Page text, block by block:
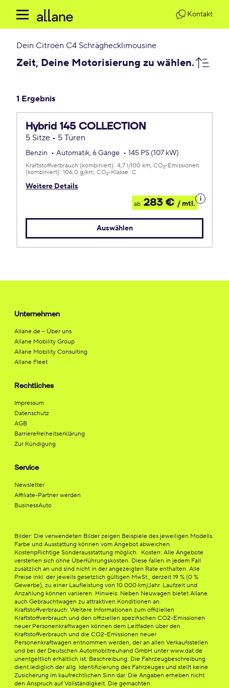
Kontakt
Dein Citroën C4 Schräghecklimousine
Zeit, Deine Motorisierung zu wählen.
1 Ergebnis
Hybrid 145 COLLECTION
5 Sitze • 5 Türen
Benzin Automatik, 6 Gänge 145 PS (107 kW)
Weitere Details
Kraftstoffverbrauch (kombiniert): 4,7 l/100 km CO2-Emissionen
(kombiniert): 106,0 g/km CO2-Klasse: C
ab 283 € / mtl.
Details
zum
Auswählen
Unternehmen
Allane.de – Über uns
Allane Mobility Group
Allane Mobility Consulting
Allane Fleet
Rechtliches
Impressum
Datenschutz
AGB
Barrierefreiheitserklärung
Zur Kündigung
Service
Newsletter
Affiliate-Partner werden
BusinessAuto
Bilder: Die verwendeten Bilder zeigen Beispiele des jeweiligen Modells.
Farbe und Ausstattung können vom Angebot abweichen.
Kostenpflichtige Sonderausstattung möglich. Kosten: Alle Angebote
verstehen sich ohne Überführungskosten. Diese fallen in jedem Fall
zusätzlich an und sind nicht in der angezeigten Rate enthalten. Alle
Preise inkl. der jeweils gesetzlich gültigen MwSt., derzeit 19 % (0 %
Gewerbe), zu einer Laufleistung von 10.000 km/Jahr. Laufzeit und
Anzahlung können variieren. Hinweis: Neben Neuwagen bietet Allane
auch Gebrauchtwagen zu attraktiven Konditionen an.
Kraftstoffverbrauch: Weitere Informationen zum offiziellen
Kraftstoffverbrauch und den offiziellen spezifischen CO2-Emissionen
neuer Personenkraftwagen können dem Leitfaden über den
Kraftstoffverbrauch und die CO2-Emissionen neuer
Personenkraftwagen entnommen werden, der an allen Verkaufsstellen
und bei der Deutschen Automobiltreuhand GmbH unter www.dat.de
unentgeltlich erhältlich ist. Beschreibung: Die Fahrzeugbeschreibung
dient lediglich der allg. Identifizierung des Fahrzeuges und stellt keine
Zusicherung im kaufrechtlichen Sinn dar. Die Angaben erheben nicht
den Anspruch auf Vollständigkeit. Die gemachten